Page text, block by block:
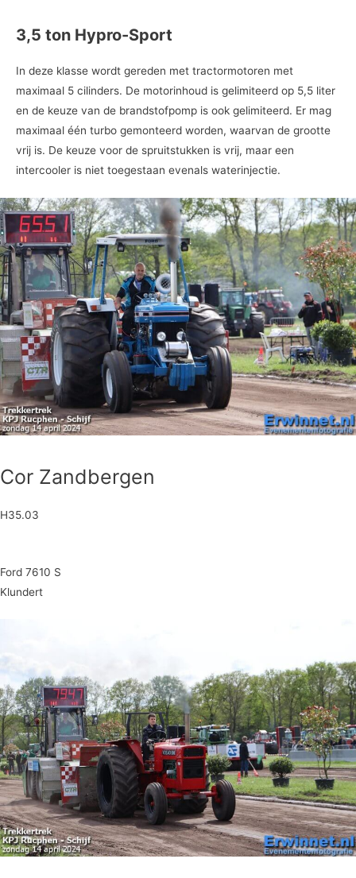
3,5 ton Hypro-Sport
In deze klasse wordt gereden met tractormotoren met
maximaal 5 cilinders. De motorinhoud is gelimiteerd op 5,5 liter
en de keuze van de brandstofpomp is ook gelimiteerd. Er mag
maximaal één turbo gemonteerd worden, waarvan de grootte
vrij is. De keuze voor de spruitstukken is vrij, maar een
intercooler is niet toegestaan evenals waterinjectie.
Cor Zandbergen
H35.03
Ford 7610 S
Klundert